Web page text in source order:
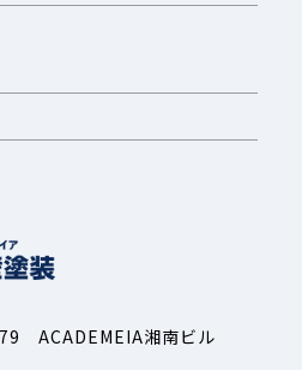
ACADEMEIA湘南ビル